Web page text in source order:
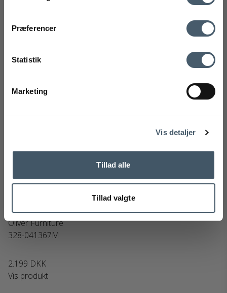
Præferencer
Statistik
Marketing
Vis detaljer
Tillad alle
Tillad valgte
Oliver Furniture Pusleplade
Oliver Furniture
328-041367M
2.199 DKK
Vis produkt
markedsføring med gode tilbud og inspiration. Du kan altid trække dit
samtykke tilbage. Med dit samtykke accepterer du desuden vores